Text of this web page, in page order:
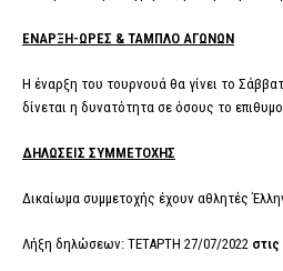
ΕΝΑΡΞΗ-ΩΡΕΣ & ΤΑΜΠΛΟ ΑΓΩΝΩΝ
Η έναρξη του τουρνουά θα γίνει το
δίνεται η δυνατότητα σε όσους το
ΔΗΛΩΣΕΙΣ ΣΥΜΜΕΤΟΧΗΣ
Δικαίωμα συμμετοχής έχουν αθλητές
Λήξη δηλώσεων: ΤΕΤΑΡΤΗ 27/07/2022